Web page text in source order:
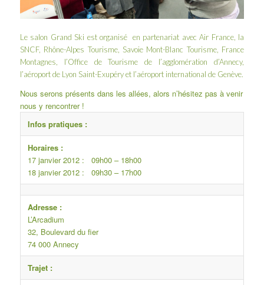
Le salon Grand Ski est organisé en partenariat avec Air France, la
SNCF, Rhône-Alpes Tourisme, Savoie Mont-Blanc Tourisme, France
Montagnes, l’Office de Tourisme de l’agglomération d’Annecy,
l’aéroport de Lyon Saint-Exupéry et l’aéroport international de Genève.
Nous serons présents dans les allées, alors n’hésitez pas à venir
nous y rencontrer !
Infos pratiques :
Horaires :
17 janvier 2012 : 09h00 – 18h00
18 janvier 2012 : 09h30 – 17h00
Adresse :
L’Arcadium
32, Boulevard du fier
74 000 Annecy
Trajet :